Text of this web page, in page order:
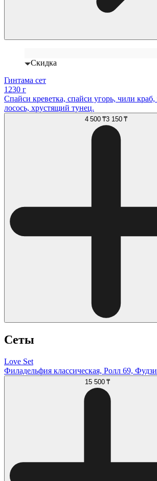
Скидка
Гинтама сет
1230 г
Спайси креветка, спайси угорь, чили
лосось, хрустящий тунец.
4 500 ₸3 150 ₸
Сеты
Love Set
Филадельфия классическая, Ролл 69,
15 500 ₸